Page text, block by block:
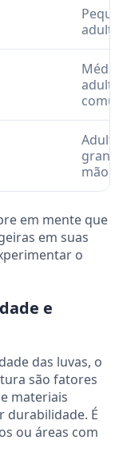
adulto
Médio
Adulto
mão
em mente que
em suas
o
e
das luvas, o
são fatores
materiais
durabilidade. É
ou áreas com